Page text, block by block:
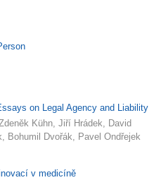
on Legal Agency and Liability
Kühn, Jiří Hrádek, David
Bohumil Dvořák, Pavel Ondřejek
v medicíně